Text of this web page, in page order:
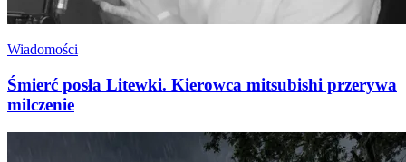
Wiadomości
Śmierć posła Litewki. Kierowca mitsubishi przerywa
milczenie